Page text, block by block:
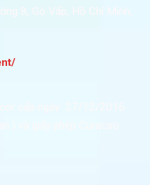
8, Gò Vấp, Hồ Chí Minh,
cấp ngày 27/12/2016
) và giấy phép Curacao